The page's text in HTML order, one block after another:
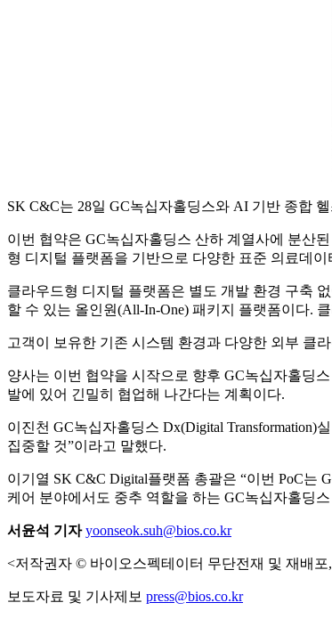
SK C&C는 28일 GC녹십자홀딩스와 AI 기반 종합
이번 협약은 GC녹십자홀딩스 산하 계열사에 분산
형 디지털 플랫폼을 기반으로 다양한 표준 의료데
클라우드형 디지털 플랫폼은 별도 개발 환경 구축
할 수 있는 올인원(All-In-One) 패키지 플랫폼이다.
고객이 보유한 기존 시스템 환경과 다양한 외부 클
양사는 이번 협약을 시작으로 향후 GC녹십자홀딩
발에 있어 긴밀히 협업해 나간다는 계획이다.
이진천 GC녹십자홀딩스 Dx(Digital
집중할 것”이라고 말했다.
이기열 SK C&C Digital플랫폼 총괄은 “이번 PoC는
케어 분야에서도 중추 역할을 하는 GC녹십자홀딩
서윤석 기자 yoonseok.suh@bios.co.kr
<저작권자 © 바이오스펙테이터 무단전재 및 재배
보도자료 및 기사제보 press@bios.co.kr